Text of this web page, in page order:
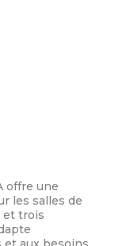
offre une
les salles de
et trois